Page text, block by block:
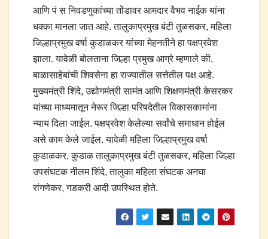
आणि पं स निवडणुकांच्या तोंडावर आमदार वैभव नाईक यांना
धक्का मानला जात आहे. तालुकाप्रमुख बंटी तुळसकर, महिला
जिल्हाप्रमुख वर्षा कुडाळकर यांच्या मेहनतीने हा पक्षप्रवेश
झाला. यावेळी बोलताना जिल्हा प्रमुख आग्रे म्हणाले की,
बाळासाहेबांची शिवसेना हा राज्यातील सत्तेतील पक्ष आहे.
मुख्यमंत्री शिंदे, उद्योगमंत्री सामंत आणि शिक्षणमंत्री केसरकर
यांच्या माध्यमातून नेरूर जिल्हा परिषदेतील विकासकामांना
न्याय दिला जाईल. पक्षप्रवेश केलेल्या सर्वांचे समाधान होईल
असे काम केले जाईल. यावेळी महिला जिल्हाप्रमुख वर्षा
कुडाळकर, कुडाळ तालुकाप्रमुख बंटी तुळसकर, महिला जिल्हा
उपसंघटक नीलम शिंदे, तालुका महिला संघटक अनघा
रांगणेकर, गडकरी आदी उपस्थित होते.